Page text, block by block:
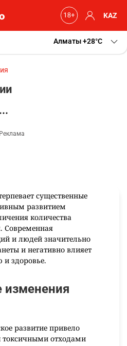
KAZ
Алматы+28 C
существенные
развитием
количества
Современная
и людей значительно
и негативно влияет
здоровье.
изменения
развитие привело
отходами